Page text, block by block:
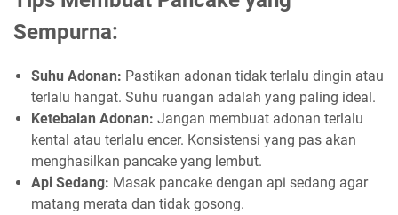
Sempurna:
Suhu Adonan: Pastikan adonan tidak terlalu dingin atau
terlalu hangat. Suhu ruangan adalah yang paling ideal.
Ketebalan Adonan: Jangan membuat adonan terlalu
kental atau terlalu encer. Konsistensi yang pas akan
menghasilkan pancake yang lembut.
Api Sedang: Masak pancake dengan api sedang agar
matang merata dan tidak gosong.